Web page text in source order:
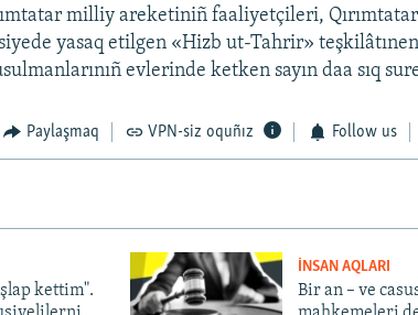
milliy areketiniñ faaliyetçileri,
yasaq etilgen «Hizb ut-Tahrir»
evlerinde ketken sayın daa sıq
Paylaşmaq VPN-siz oquñız Follow us
kettim".
İNSAN AQLARI
Bir an – ve